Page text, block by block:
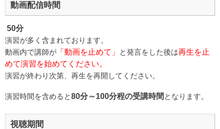
動画配信時間
50分
演習が多く含まれております。
動画内で講師が 「動画を止めて」 と発言をした後は再生を止
めて演習を始めてください。
演習が終わり次第、再生を再開してください。
演習時間を含めると80分～100分程の受講時間 となります。
視聴期間